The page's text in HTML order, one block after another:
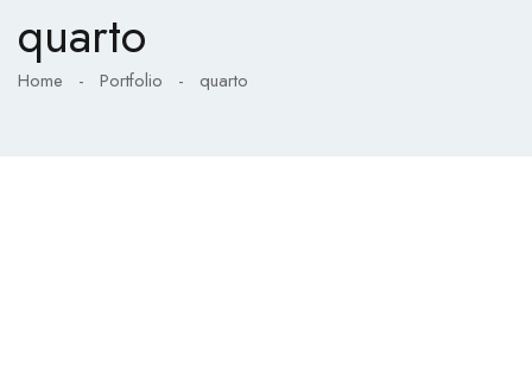
quarto
Home - Portfolio - quarto